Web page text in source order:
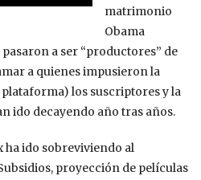
matrimonio
Obama
a ser “productores” de
a quienes impusieron la
los suscriptores y la
ido decayendo año tras años.
ha ido sobreviviendo al
proyección de películas